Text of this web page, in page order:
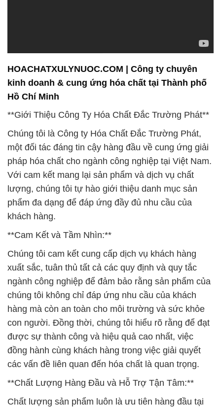
HOACHATXULYNUOC.COM | Công ty chuyên
kinh doanh & cung ứng hóa chất tại Thành phố
Hồ Chí Minh
**Giới Thiệu Công Ty Hóa Chất Đắc Trường Phát**
Chúng tôi là Công ty Hóa Chất Đắc Trường Phát,
một đối tác đáng tin cậy hàng đầu về cung ứng giải
pháp hóa chất cho ngành công nghiệp tại Việt Nam.
Với cam kết mang lại sản phẩm và dịch vụ chất
lượng, chúng tôi tự hào giới thiệu danh mục sản
phẩm đa dạng để đáp ứng đầy đủ nhu cầu của
khách hàng.
**Cam Kết và Tầm Nhìn:**
Chúng tôi cam kết cung cấp dịch vụ khách hàng
xuất sắc, tuân thủ tất cả các quy định và quy tắc
ngành công nghiệp để đảm bảo rằng sản phẩm của
chúng tôi không chỉ đáp ứng nhu cầu của khách
hàng mà còn an toàn cho môi trường và sức khỏe
con người. Đồng thời, chúng tôi hiểu rõ rằng để đạt
được sự thành công và hiệu quả cao nhất, việc
đồng hành cùng khách hàng trong việc giải quyết
các vấn đề liên quan đến hóa chất là quan trọng.
**Chất Lượng Hàng Đầu và Hỗ Trợ Tận Tâm:**
Chất lượng sản phẩm luôn là ưu tiên hàng đầu tại